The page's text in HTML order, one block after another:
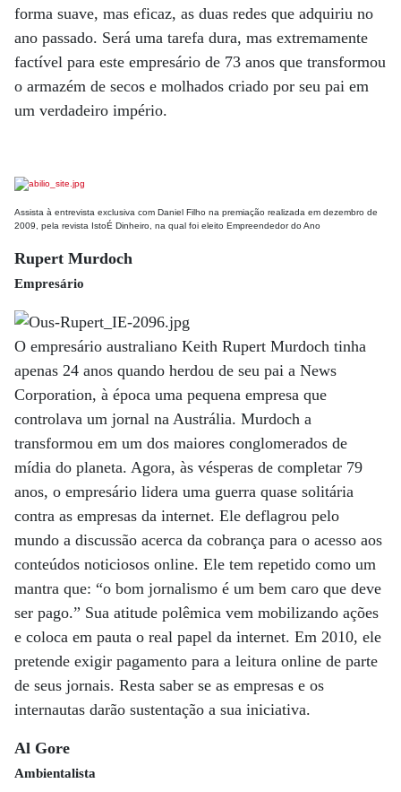
forma suave, mas eficaz, as duas redes que adquiriu no
ano passado. Será uma tarefa dura, mas extremamente
factível para este empresário de 73 anos que transformou
o armazém de secos e molhados criado por seu pai em
um verdadeiro império.
Assista à entrevista exclusiva com Daniel Filho na premiação realizada em dezembro de
2009, pela revista IstoÉ Dinheiro, na qual foi eleito Empreendedor do Ano
Rupert Murdoch
Empresário
O empresário australiano Keith Rupert Murdoch tinha
apenas 24 anos quando herdou de seu pai a News
Corporation, à época uma pequena empresa que
controlava um jornal na Austrália. Murdoch a
transformou em um dos maiores conglomerados de
mídia do planeta. Agora, às vésperas de completar 79
anos, o empresário lidera uma guerra quase solitária
contra as empresas da internet. Ele deflagrou pelo
mundo a discussão acerca da cobrança para o acesso aos
conteúdos noticiosos online. Ele tem repetido como um
mantra que: “o bom jornalismo é um bem caro que deve
ser pago.” Sua atitude polêmica vem mobilizando ações
e coloca em pauta o real papel da internet. Em 2010, ele
pretende exigir pagamento para a leitura online de parte
de seus jornais. Resta saber se as empresas e os
internautas darão sustentação a sua iniciativa.
Al Gore
Ambientalista